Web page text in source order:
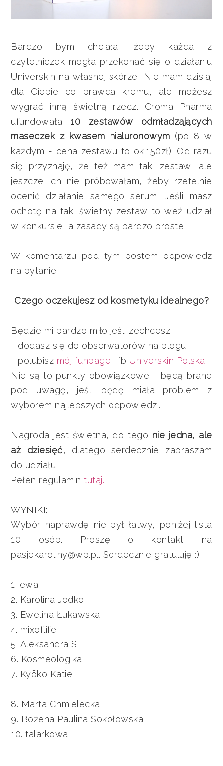
Bardzo bym chciała, żeby każda z
czytelniczek mogła przekonać się o działaniu
Universkin na własnej skórze! Nie mam dzisiaj
dla Ciebie co prawda kremu, ale możesz
wygrać inną świetną rzecz. Croma Pharma
ufundowała 10 zestawów odmładzających
maseczek z kwasem hialuronowym (po 8 w
każdym - cena zestawu to ok.150zł). Od razu
się przyznaję, że też mam taki zestaw, ale
jeszcze ich nie próbowałam, żeby rzetelnie
ocenić działanie samego serum. Jeśli masz
ochotę na taki świetny zestaw to weź udział
w konkursie, a zasady są bardzo proste!
W komentarzu pod tym postem odpowiedz
na pytanie:
Czego oczekujesz od kosmetyku idealnego?
Będzie mi bardzo miło jeśli zechcesz:
- dodasz się do obserwatorów na blogu
- polubisz mój funpage i fb Universkin Polska
Nie są to punkty obowiązkowe - będą brane
pod uwagę, jeśli będę miała problem z
wyborem najlepszych odpowiedzi.
Nagroda jest świetna, do tego nie jedna, ale
aż dziesięć, dlatego serdecznie zapraszam
do udziału!
Pełen regulamintutaj.
WYNIKI:
Wybór naprawdę nie był łatwy, poniżej lista
10 osób. Proszę o kontakt na
pasjekaroliny@wp.pl. Serdecznie gratuluję :)
1. ewa
2. Karolina Jodko
3. Ewelina Łukawska
4. mixoflife
5. Aleksandra S
6. Kosmeologika
7. Kyōko Katie
8. Marta Chmielecka
9. Bożena Paulina Sokołowska
10. talarkowa